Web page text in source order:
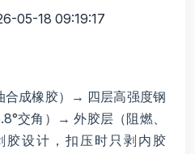
05-18 09:19:17
合成橡胶）→ 四层高强度钢
交角）→ 外胶层（阻燃、
胶设计，扣压时只剥内胶